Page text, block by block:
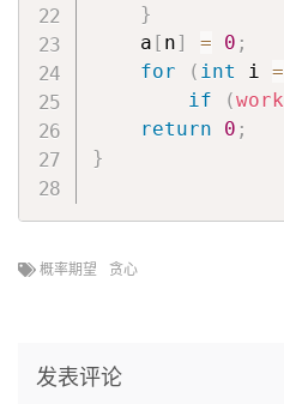
}
    a
[ n] = 0 ;
for
( int i =
if
(work
return
0 ;
}
概率期望 贪心
发表评论